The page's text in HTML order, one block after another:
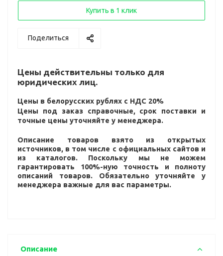
Купить в 1 клик
Поделиться
Цены действительны только для
юридических лиц.
Цены в белорусских рублях с НДС 20%
Цены под заказ справочные, срок поставки и
точные цены уточняйте у менеджера.
Описание товаров взято из открытых
источников, в том числе с официальных сайтов и
из каталогов. Поскольку мы не можем
гарантировать 100%-ную точность и полноту
описаний товаров. Обязательно уточняйте у
менеджера важные для вас параметры.
Описание